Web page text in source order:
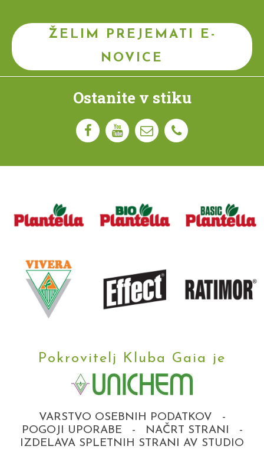
ŽELIM PREJEMATI E-
NOVICE
Ostanite v stiku
Pokrovitelj Kluba Gaia je
VARSTVO OSEBNIH PODATKOV
-
POGOJI UPORABE
- NAČRT STRANI
-
IZDELAVA SPLETNIH STRANI AV STUDIO